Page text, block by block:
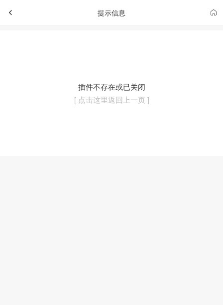
提示信息
插件不存在或已关闭
[ 点击这里返回上一页 ]